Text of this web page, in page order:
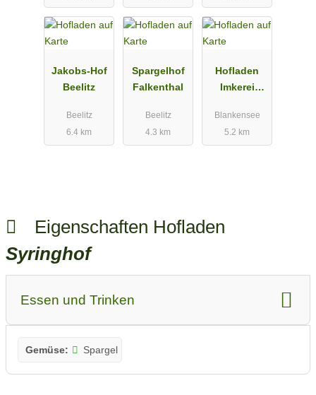
Jakobs-Hof
Beelitz
Beelitz
6.4 km
Spargelhof
Falkenthal
Beelitz
4.3 km
Hofladen
Imkerei
Blankensee
5.2 km
Eigenschaften Hofladen
Syringhof
Essen und Trinken
Gemüse: Spargel